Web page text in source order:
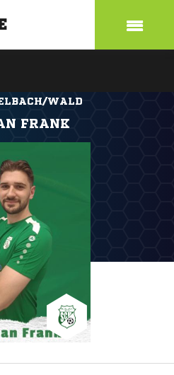
WALD
FRANK